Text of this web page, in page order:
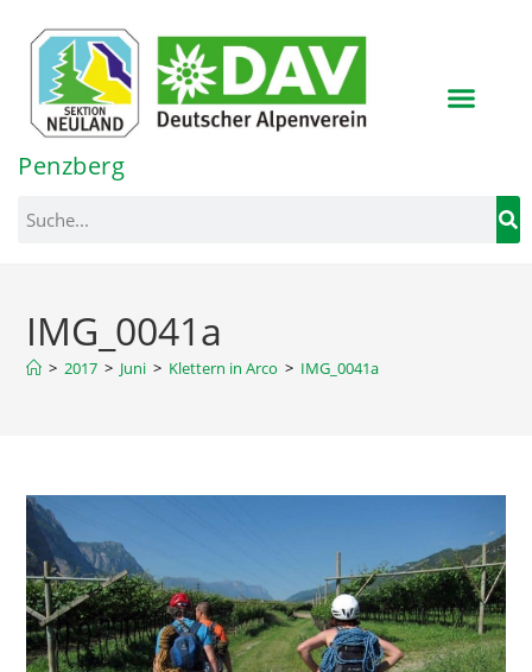
springen
Penzberg
IMG_0041a
> 2017 > Juni > Klettern in Arco > IMG_0041a